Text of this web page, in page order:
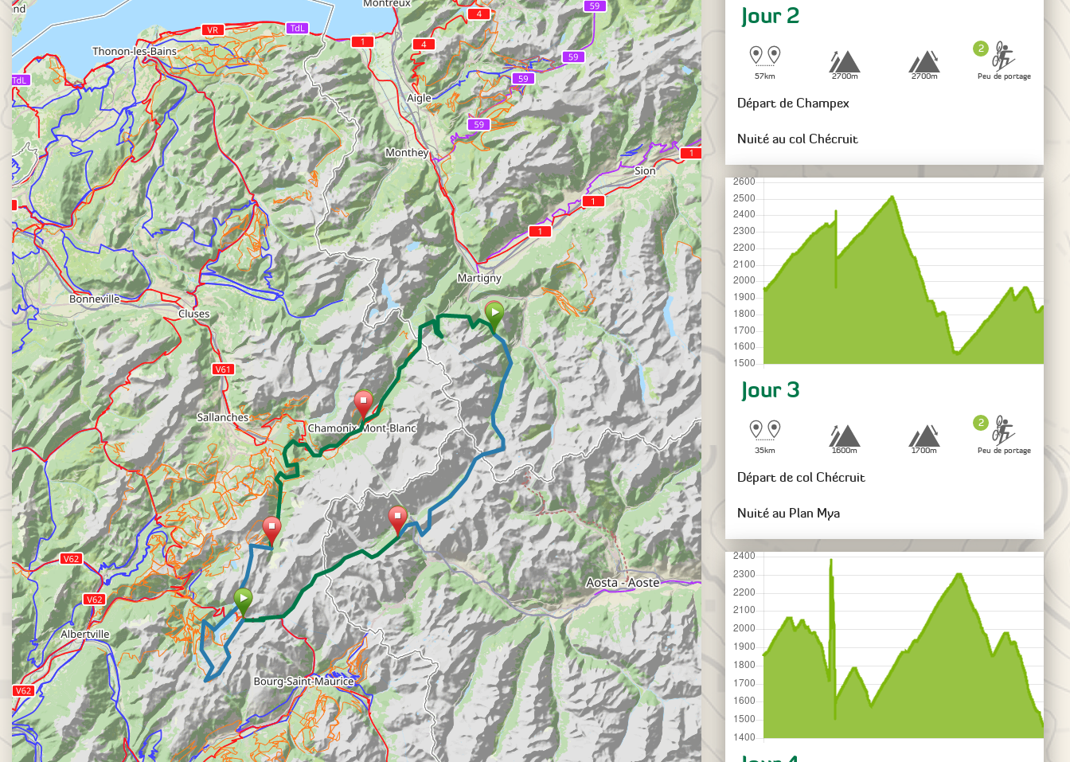
Jour 2
57km 2700m 2700m
2
Peu de portage
Départ de Champex
Nuité au col Chécruit
Jour 3
35km 1600m 1700m
2
Peu de portage
Départ de col Chécruit
Nuité au Plan Mya